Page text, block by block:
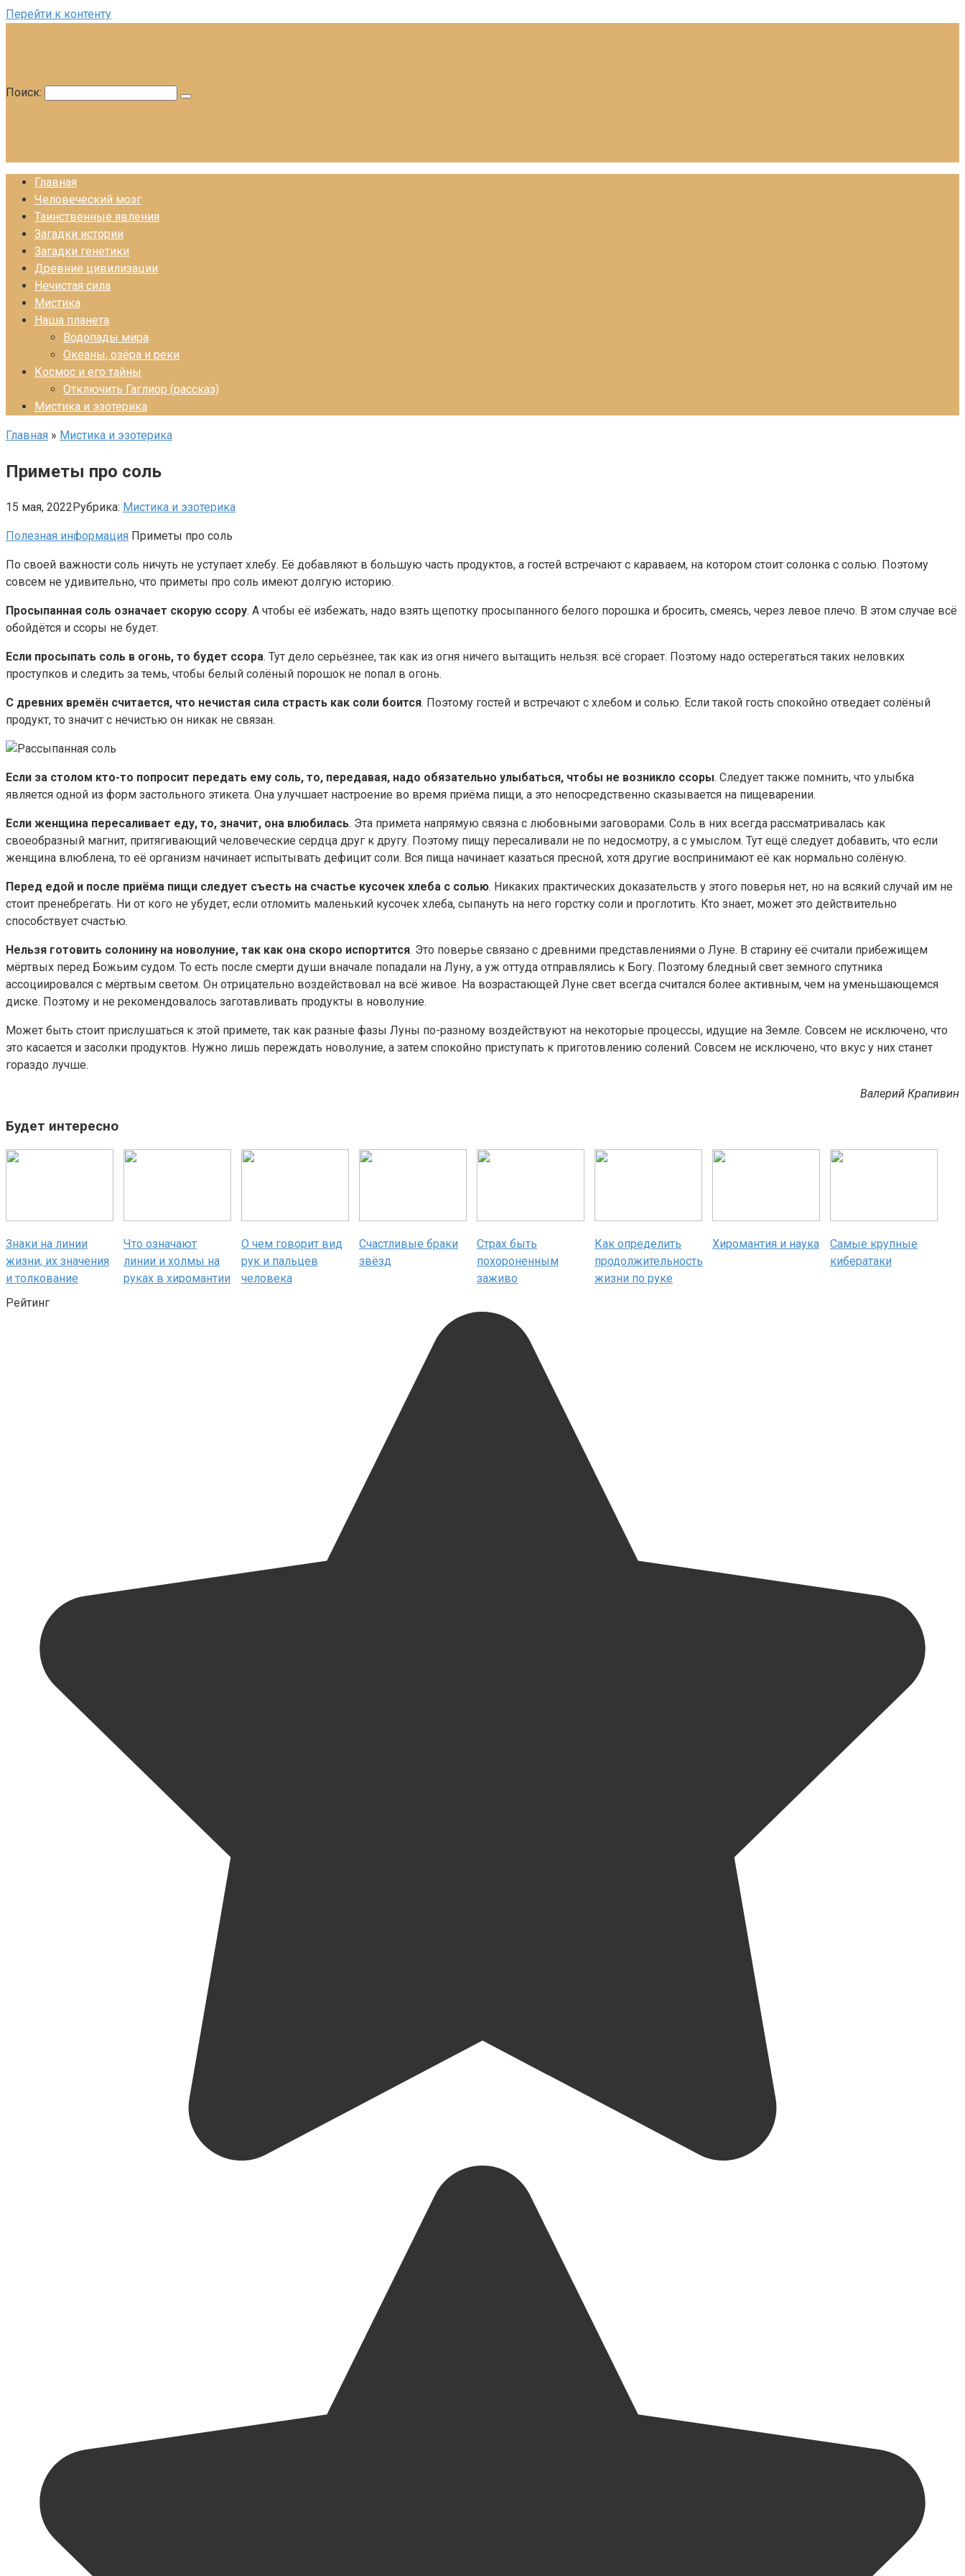
Перейти к контенту
Поиск:
Главная
Человеческий мозг
Таинственные явления
Загадки истории
Загадки генетики
Древние цивилизации
Нечистая сила
Мистика
Наша планета
Водопады мира
Океаны, озёра и реки
Космос и его тайны
Отключить Гаглиор (рассказ)
Мистика и эзотерика
Главная » Мистика и эзотерика
Приметы про соль
15 мая, 2022Рубрика: Мистика и эзотерика
Полезная информация Приметы про соль
По своей важности соль ничуть не уступает хлебу. Её добавляют в большую часть продуктов, а гостей встречают с караваем, на котором стоит солонка с солью. Поэтому
совсем не удивительно, что приметы про соль имеют долгую историю.
Просыпанная соль означает скорую ссору. А чтобы её избежать, надо взять щепотку просыпанного белого порошка и бросить, смеясь, через левое плечо. В этом случае всё
обойдётся и ссоры не будет.
Если просыпать соль в огонь, то будет ссора. Тут дело серьёзнее, так как из огня ничего вытащить нельзя: всё сгорает. Поэтому надо остерегаться таких неловких
проступков и следить за темь, чтобы белый солёный порошок не попал в огонь.
С древних времён считается, что нечистая сила страсть как соли боится. Поэтому гостей и встречают с хлебом и солью. Если такой гость спокойно отведает солёный
продукт, то значит с нечистью он никак не связан.
Если за столом кто-то попросит передать ему соль, то, передавая, надо обязательно улыбаться, чтобы не возникло ссоры. Следует также помнить, что улыбка
является одной из форм застольного этикета. Она улучшает настроение во время приёма пищи, а это непосредственно сказывается на пищеварении.
Если женщина пересаливает еду, то, значит, она влюбилась. Эта примета напрямую связна с любовными заговорами. Соль в них всегда рассматривалась как
своеобразный магнит, притягивающий человеческие сердца друг к другу. Поэтому пищу пересаливали не по недосмотру, а с умыслом. Тут ещё следует добавить, что если
женщина влюблена, то её организм начинает испытывать дефицит соли. Вся пища начинает казаться пресной, хотя другие воспринимают её как нормально солёную.
Перед едой и после приёма пищи следует съесть на счастье кусочек хлеба с солью. Никаких практических доказательств у этого поверья нет, но на всякий случай им не
стоит пренебрегать. Ни от кого не убудет, если отломить маленький кусочек хлеба, сыпануть на него горстку соли и проглотить. Кто знает, может это действительно
способствует счастью.
Нельзя готовить солонину на новолуние, так как она скоро испортится. Это поверье связано с древними представлениями о Луне. В старину её считали прибежищем
мёртвых перед Божьим судом. То есть после смерти души вначале попадали на Луну, а уж оттуда отправлялись к Богу. Поэтому бледный свет земного спутника
ассоциировался с мёртвым светом. Он отрицательно воздействовал на всё живое. На возрастающей Луне свет всегда считался более активным, чем на уменьшающемся
диске. Поэтому и не рекомендовалось заготавливать продукты в новолуние.
Может быть стоит прислушаться к этой примете, так как разные фазы Луны по-разному воздействуют на некоторые процессы, идущие на Земле. Совсем не исключено, что
это касается и засолки продуктов. Нужно лишь переждать новолуние, а затем спокойно приступать к приготовлению солений. Совсем не исключено, что вкус у них станет
гораздо лучше.
Валерий Крапивин
Будет интересно
Знаки на линии
жизни, их значения
и толкование
Что означают
линии и холмы на
руках в хиромантии
О чем говорит вид
рук и пальцев
человека
Счастливые браки
звёзд
Страх быть
похороненным
заживо
Как определить
продолжительность
жизни по руке
Хиромантия и наука
Самые крупные
кибератаки
Рейтинг